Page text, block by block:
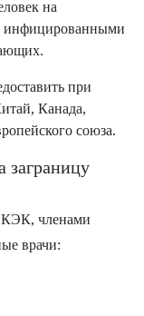
на
инфицированными
при
Канада,
союза.
заграницу
КЭК, членами
врачи: